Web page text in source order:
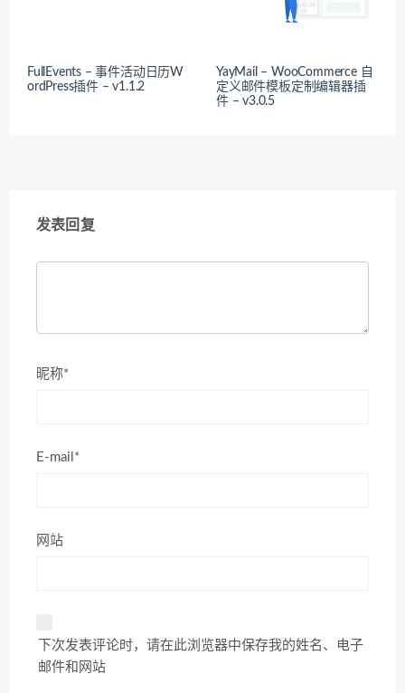
FullEvents – 事件活动日历W
ordPress插件 – v1.1.2
YayMail – WooCommerce 自
定义邮件模板定制编辑器插
件 – v3.0.5
发表回复
昵称*
E-mail*
网站
下次发表评论时，请在此浏览器中保存我的姓名、电子
邮件和网站